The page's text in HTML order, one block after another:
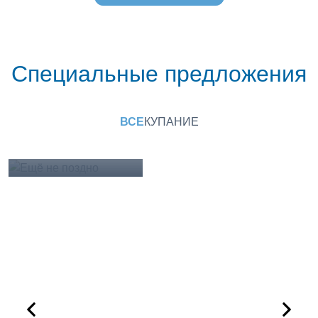
Специальные предложения
ВСЕКУПАНИЕ